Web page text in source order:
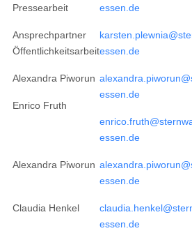
Pressearbeit
essen.de
Ansprechpartner
Öffentlichkeitsarbeitessen.de
Alexandra Piworun
Enrico Fruth
essen.de
essen.de
Alexandra Piworun
essen.de
Claudia Henkel
essen.de